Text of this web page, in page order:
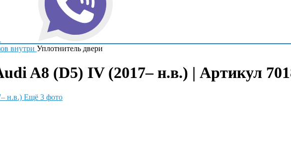
внутри Уплотнитель двери
A8 (D5) IV (2017– н.в.) | Артикул
Ещё 3 фото